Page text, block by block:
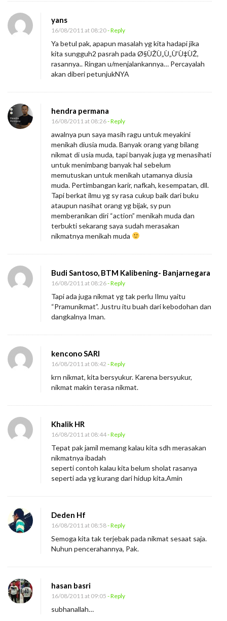
yans
16/08/2011 at 08:20- Reply
Ya betul pak, apapun masalah yg kita hadapi jika
kita sungguh2 pasrah pada Ø§ÙŽÙ„Ù„Ù‘Ù‡ÙŽ,
rasannya.. Ringan u/menjalankannya… Percayalah
akan diberi petunjukNYA
hendra permana
16/08/2011 at 08:26- Reply
awalnya pun saya masih ragu untuk meyakini
menikah diusia muda. Banyak orang yang bilang
nikmat di usia muda, tapi banyak juga yg menasihati
untuk menimbang banyak hal sebelum
memutuskan untuk menikah utamanya diusia
muda. Pertimbangan karir, nafkah, kesempatan, dll.
Tapi berkat ilmu yg sy rasa cukup baik dari buku
ataupun nasihat orang yg bijak, sy pun
memberanikan diri “action” menikah muda dan
terbukti sekarang saya sudah merasakan
nikmatnya menikah muda
Budi Santoso, BTM Kalibening- Banjarnegara
16/08/2011 at 08:26- Reply
Tapi ada juga nikmat yg tak perlu Ilmu yaitu
“Pramunikmat”. Justru itu buah dari kebodohan dan
dangkalnya Iman.
kencono SARI
16/08/2011 at 08:42 - Reply
krn nikmat, kita bersyukur. Karena bersyukur,
nikmat makin terasa nikmat.
Khalik HR
16/08/2011 at 08:44- Reply
Tepat pak jamil memang kalau kita sdh merasakan
nikmatnya ibadah
seperti contoh kalau kita belum sholat rasanya
seperti ada yg kurang dari hidup kita.Amin
Deden Hf
16/08/2011 at 08:58- Reply
Semoga kita tak terjebak pada nikmat sesaat saja.
Nuhun pencerahannya, Pak.
hasan basri
16/08/2011 at 09:05 - Reply
subhanallah…